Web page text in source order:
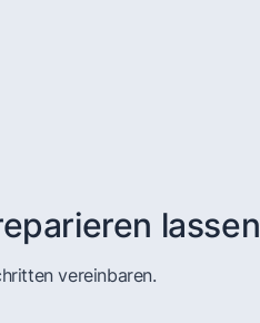
lassen
vereinbaren.